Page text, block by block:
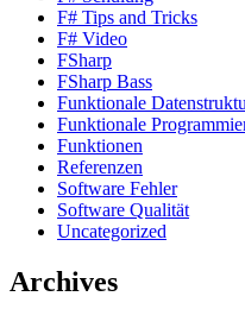
F# Tips and Tricks
F# Video
FSharp
FSharp Bass
Funktionale
Funktionale
Funktionen
Referenzen
Software Fehler
Software Qualität
Uncategorized
Archives